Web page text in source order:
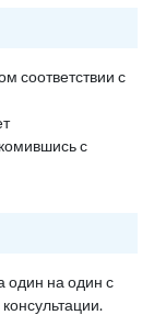
соответствии с
с
один на один с